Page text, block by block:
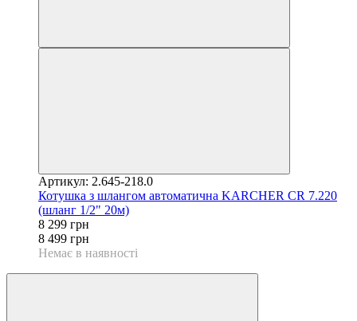
Артикул: 2.645-218.0
Котушка з шлангом автоматична KARCHER CR 7.220
(шланг 1/2" 20м)
8 299 грн
8 499 грн
Немає в наявності